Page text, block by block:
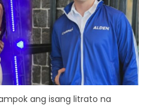
ang isang litrato na